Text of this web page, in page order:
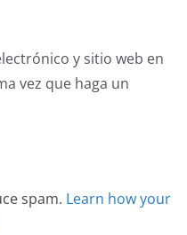
y sitio web en
vez que haga un
spam. Learn how your